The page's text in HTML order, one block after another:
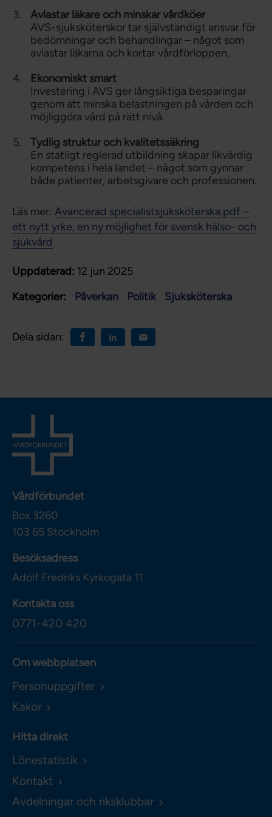
Avlastar läkare och minskar vårdköer
AVS-sjuksköterskor tar självständigt ansvar för
bedömningar och behandlingar – något som
avlastar läkarna och kortar vårdförloppen.
Ekonomiskt smart
Investering i AVS ger långsiktiga besparingar
genom att minska belastningen på vården och
möjliggöra vård på rätt nivå.
Tydlig struktur och kvalitetssäkring
En statligt reglerad utbildning skapar likvärdig
kompetens i hela landet – något som gynnar
både patienter, arbetsgivare och professionen.
Läs mer: Avancerad specialistsjuksköterska.pdf –
ett nytt yrke, en ny möjlighet för svensk hälso- och
sjukvård
Uppdaterad: 12 jun 2025
Kategorier:
Påverkan Politik Sjuksköterska
Dela sidan:
Vårdförbundet
Box 3260
103 65 Stockholm
Besöksadress
Adolf Fredriks Kyrkogata 11
Kontakta oss
0771-420 420
Om webbplatsen
Personuppgifter
Kakor
Hitta direkt
Lönestatistik
Kontakt
Avdelningar och riksklubbar